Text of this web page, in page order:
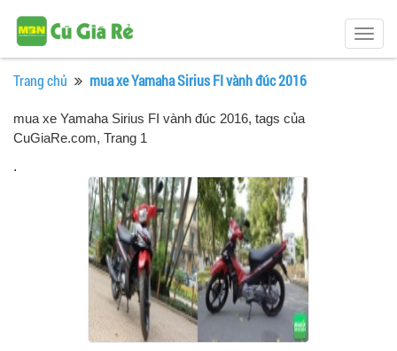
Trang chủ mua xe Yamaha Sirius FI vành đúc 2016
mua xe Yamaha Sirius FI vành đúc 2016, tags của
CuGiaRe.com, Trang 1
.